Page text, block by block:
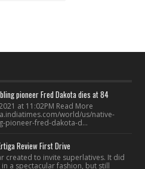
pioneer Fred Dakota dies at 84
at 11:02PM Read More
world/us/native-
pioneer-fred-dakota-d...
Review First Drive
created to invite superlatives. It did
a spectacular fashion, but still